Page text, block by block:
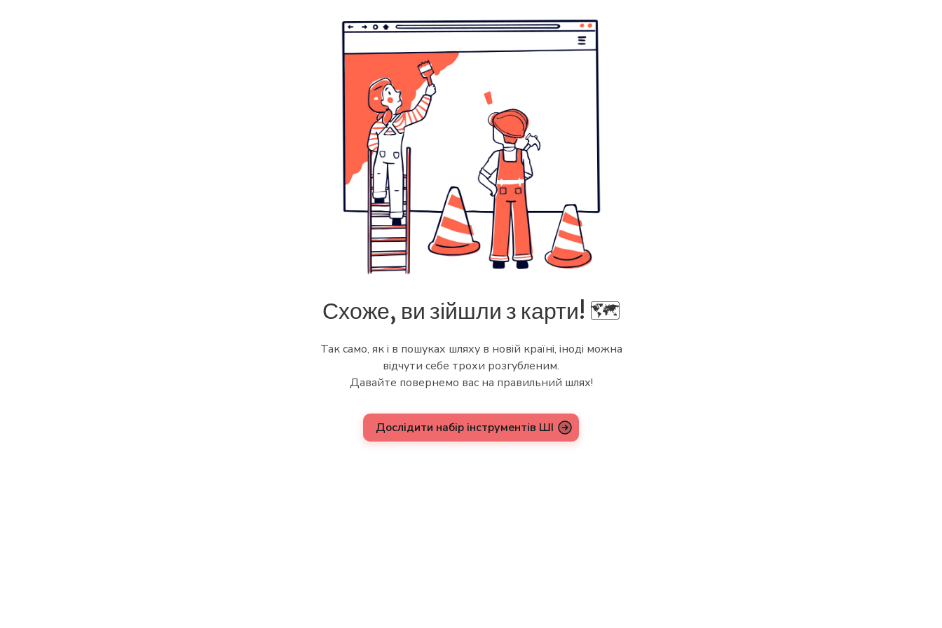
Схоже, ви зійшли з карти! 🗺️
Так само, як і в пошуках шляху в новій країні, іноді можна
відчути себе трохи розгубленим.
Давайте повернемо вас на правильний шлях!
Дослідити набір інструментів ШІ